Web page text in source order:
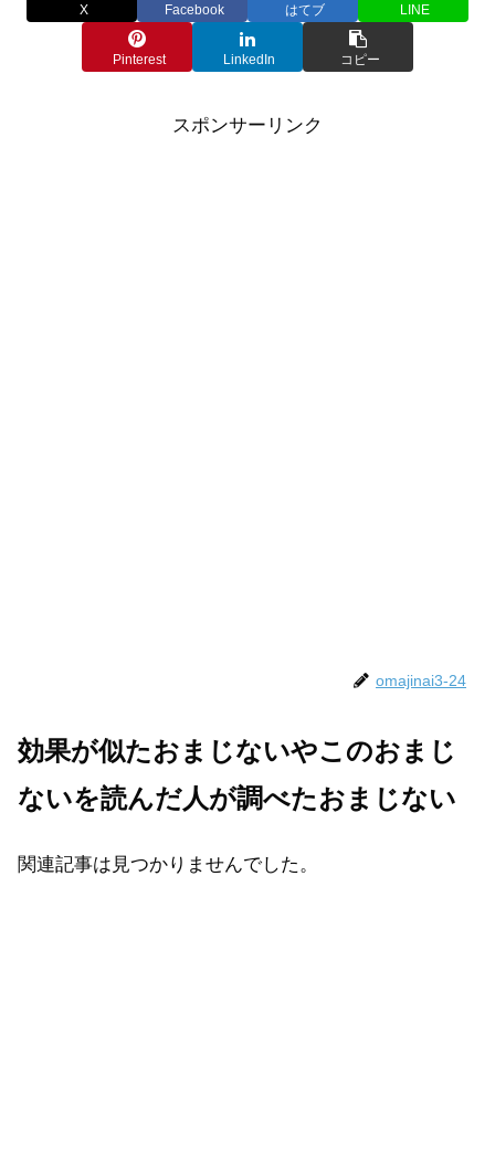
X Facebook はてブ LINE
Pinterest LinkedIn コピー
スポンサーリンク
omajinai3-24
効果が似たおまじないやこのおまじ
ないを読んだ人が調べたおまじない
関連記事は見つかりませんでした。